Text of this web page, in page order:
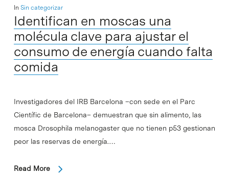
In Sin categorizar
Identifican en moscas una
molécula clave para ajustar el
consumo de energía cuando falta
comida
Investigadores del IRB Barcelona –con sede en el Parc
Científic de Barcelona– demuestran que sin alimento, las
mosca Drosophila melanogaster que no tienen p53 gestionan
peor las reservas de energía.…
Read More